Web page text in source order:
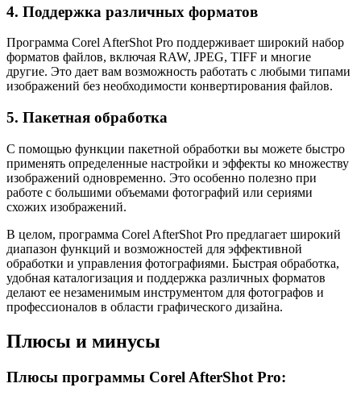
4. Поддержка различных форматов
Программа Corel AfterShot Pro поддерживает широкий набор
форматов файлов, включая RAW, JPEG, TIFF и многие
другие. Это дает вам возможность работать с любыми типами
изображений без необходимости конвертирования файлов.
5. Пакетная обработка
С помощью функции пакетной обработки вы можете быстро
применять определенные настройки и эффекты ко множеству
изображений одновременно. Это особенно полезно при
работе с большими объемами фотографий или сериями
схожих изображений.
В целом, программа Corel AfterShot Pro предлагает широкий
диапазон функций и возможностей для эффективной
обработки и управления фотографиями. Быстрая обработка,
удобная каталогизация и поддержка различных форматов
делают ее незаменимым инструментом для фотографов и
профессионалов в области графического дизайна.
Плюсы и минусы
Плюсы программы Corel AfterShot Pro: